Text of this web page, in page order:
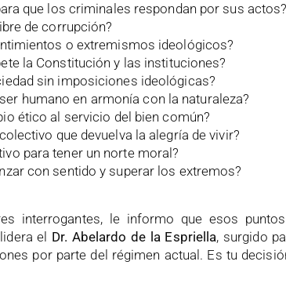
que los criminales respondan por sus actos?
de corrupción?
o extremismos ideológicos?
la Constitución y las instituciones?
sin imposiciones ideológicas?
humano en armonía con la naturaleza?
ético al servicio del bien común?
que devuelva la alegría de vivir?
para tener un norte moral?
con sentido y superar los extremos?
interrogantes, le informo que esos
el Dr. Abelardo de la Espriella, surgido
por parte del régimen actual. Es tu